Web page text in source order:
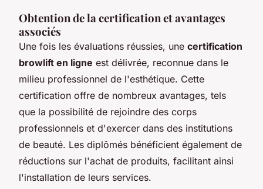
Obtention de la certification et avantages
associés
Une fois les évaluations réussies, une certification
browlift en ligne est délivrée, reconnue dans le
milieu professionnel de l'esthétique. Cette
certification offre de nombreux avantages, tels
que la possibilité de rejoindre des corps
professionnels et d'exercer dans des institutions
de beauté. Les diplômés bénéficient également de
réductions sur l'achat de produits, facilitant ainsi
l'installation de leurs services.